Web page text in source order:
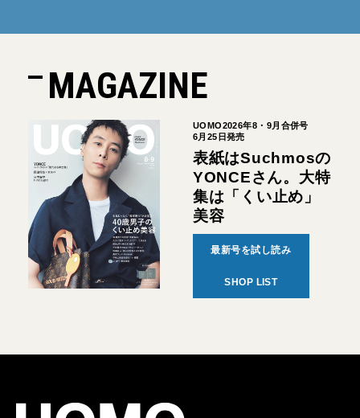
MAGAZINE
UOMO2026年8・9月合併号
6月25日発売
表紙はSuchmosの
YONCEさん。大特
集は「くい止め」
美容
最新号を試し読み
SHOP LIST